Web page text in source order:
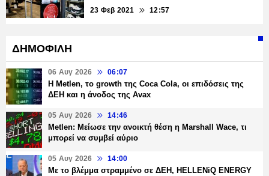
23 Φεβ 2021 12:57
ΔΗΜΟΦΙΛΗ
06 Αυγ 2026 06:07
H Metlen, το growth της Coca Cola, οι επιδόσεις της
ΔΕΗ και η άνοδος της Avax
05 Αυγ 2026 14:46
Metlen: Μείωσε την ανοικτή θέση η Marshall Wace, τι
μπορεί να συμβεί αύριο
05 Αυγ 2026 14:00
Με το βλέμμα στραμμένο σε ΔΕΗ, HELLENiQ ENERGY